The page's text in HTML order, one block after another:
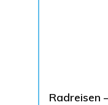
Radreisen